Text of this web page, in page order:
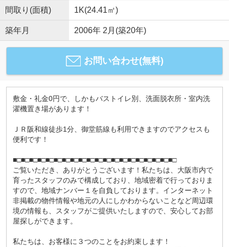
間取り(面積) 1K(24.41㎡)
築年月 2006年 2月(築20年)
お問い合わせ(無料)
敷金・礼金0円で、しかもバストイレ別、洗面脱衣所・室内洗
濯機置き場があります！
ＪＲ阪和線徒歩1分、御堂筋線も利用できますのでアクセスも
便利です！
■□■□■□■□■□■□■□■□■□■□■□■□■□■□■□■□■□■□■□■□
ご覧いただき、ありがとうございます！私たちは、大阪市内で
育ったスタッフのみで構成しており、地域密着で行っておりま
すので、地域ナンバー１を自負しております。インターネット
非掲載の物件情報や地元の人にしかわからないことなど周辺環
境の情報も、スタッフがご提供いたしますので、安心してお部
屋探しができます。
私たちは、お客様に３つのことをお約束します！